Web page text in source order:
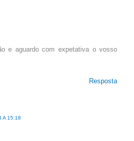
e aguardo com expetativa o vosso
Resposta
A 15:18